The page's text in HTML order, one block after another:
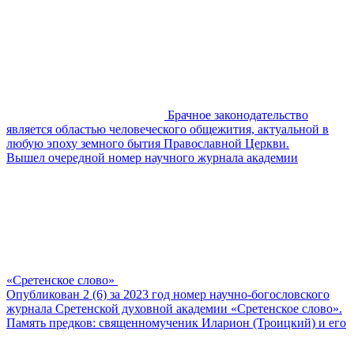
Брачное законодательство
является областью человеческого общежития, актуальной в
любую эпоху земного бытия Православной Церкви.
Вышел очередной номер научного журнала академии
«Сретенское слово»
Опубликован 2 (6) за 2023 год номер научно-богословского
журнала Сретенской духовной академии «Сретенское слово».
Память предков: священномученик Иларион (Троицкий) и его